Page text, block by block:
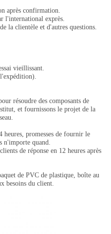
après confirmation.
l'international exprès.
la clientèle et d'autres questions.
vieillissant.
résoudre des composants de
et fournissons le projet de la
heures, promesses de fournir le
n'importe quand.
de réponse en 12 heures après
de PVC de plastique, boîte au
besoins du client.